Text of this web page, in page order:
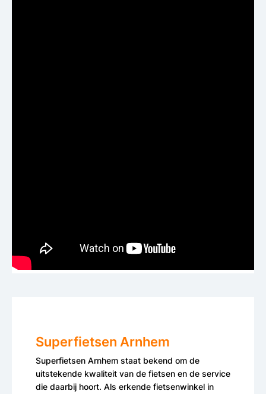
Superfietsen Arnhem
Superfietsen Arnhem staat bekend om de
uitstekende kwaliteit van de fietsen en de service
die daarbij hoort. Als erkende fietsenwinkel in